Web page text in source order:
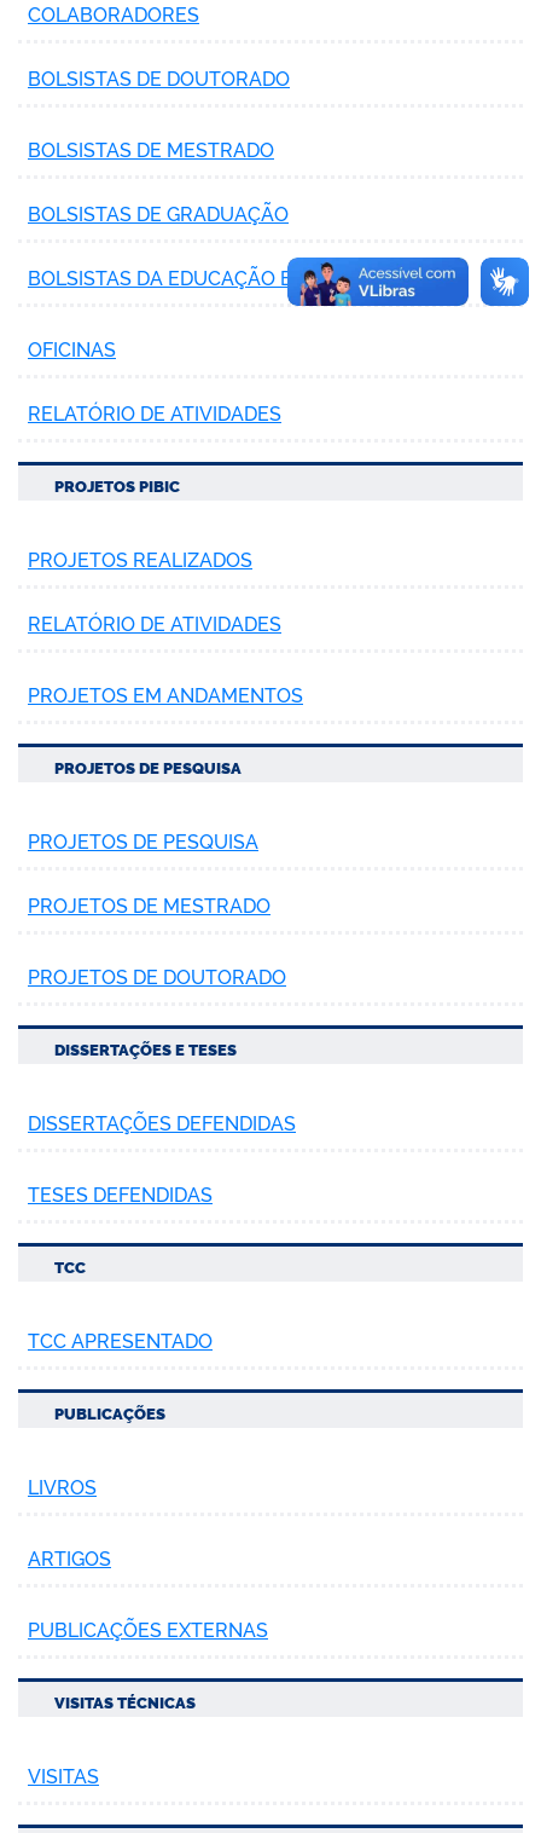
COLABORADORES
BOLSISTAS DE DOUTORADO
BOLSISTAS DE MESTRADO
BOLSISTAS DE GRADUAÇÃO
BOLSISTAS DA EDUCAÇÃO BÁSICA
OFICINAS
RELATÓRIO DE ATIVIDADES
PROJETOS PIBIC
PROJETOS REALIZADOS
RELATÓRIO DE ATIVIDADES
PROJETOS EM ANDAMENTOS
PROJETOS DE PESQUISA
PROJETOS DE PESQUISA
PROJETOS DE MESTRADO
PROJETOS DE DOUTORADO
DISSERTAÇÕES E TESES
DISSERTAÇÕES DEFENDIDAS
TESES DEFENDIDAS
TCC
TCC APRESENTADO
PUBLICAÇÕES
LIVROS
ARTIGOS
PUBLICAÇÕES EXTERNAS
VISITAS TÉCNICAS
VISITAS